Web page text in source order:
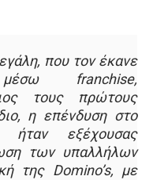
που τον έκανε
franchise,
τους πρώτους
η επένδυση στο
ήταν εξέχουσας
των υπαλλήλων
της Domino’s, με